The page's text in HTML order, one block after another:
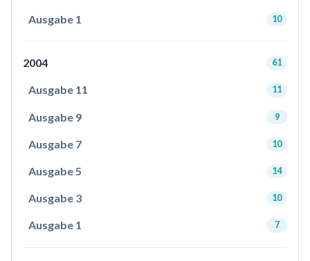
Ausgabe 1 10
2004 61
Ausgabe 11 11
Ausgabe 9 9
Ausgabe 7 10
Ausgabe 5 14
Ausgabe 3 10
Ausgabe 1 7